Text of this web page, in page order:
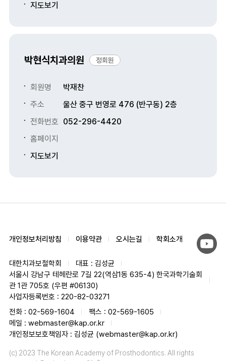
지도보기
박현식치과의원 정회원
회원명
박재찬
주소
울산 중구 번영로 476 (반구동) 2층
전화번호 052-296-4420
홈페이지
지도보기
개인정보처리방침 이용약관 오시는길 학회소개
대한치과보철학회
대표 : 김성균
서울시 강남구 테헤란로 7길 22(역삼1동 635-4) 한국과학기술회
관 1관 705호 (우편 #06130)
사업자등록번호 : 220-82-03271
전화 : 02-569-1604
팩스 : 02-569-1605
메일 : webmaster@kap.or.kr
개인정보보호책임자 : 김성균 (webmaster@kap.or.kr)
(c) 2023 The Korean Academy of Prosthodontics. All rights